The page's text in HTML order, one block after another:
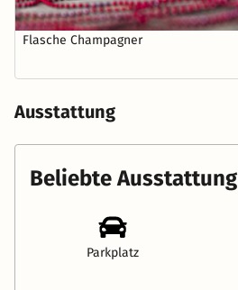
Flasche Champagner
Ausstattung
Beliebte Ausstattung
Parkplatz